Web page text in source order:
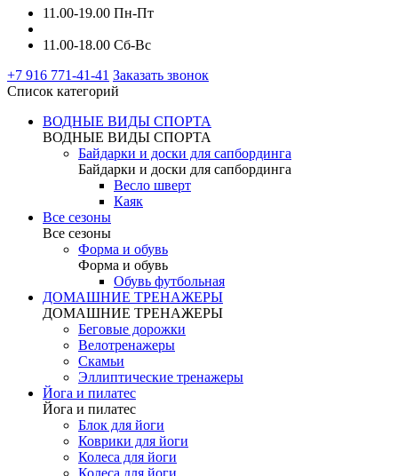
11.00-19.00 Пн-Пт
11.00-18.00 Сб-Вс
+7 916 771-41-41 Заказать звонок
Список категорий
ВОДНЫЕ ВИДЫ СПОРТА
ВОДНЫЕ ВИДЫ СПОРТА
Байдарки и доски для сапбординга
Байдарки и доски для сапбординга
Весло шверт
Каяк
Все сезоны
Все сезоны
Форма и обувь
Форма и обувь
Обувь футбольная
ДОМАШНИЕ ТРЕНАЖЕРЫ
ДОМАШНИЕ ТРЕНАЖЕРЫ
Беговые дорожки
Велотренажеры
Скамьи
Эллиптические тренажеры
Йога и пилатес
Йога и пилатес
Блок для йоги
Коврики для йоги
Колеса для йоги
Колеса для йоги